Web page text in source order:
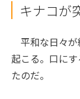
キナコが
平和な日々が
起こる。口に
たのだ。